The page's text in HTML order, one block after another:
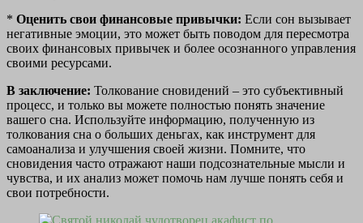
* Оценить свои финансовые привычки: Если сон вызывает
негативные эмоции, это может быть поводом для пересмотра
своих финансовых привычек и более осознанного управления
своими ресурсами.
В заключение: Толкование сновидений – это субъективный
процесс, и только вы можете полностью понять значение
вашего сна. Используйте информацию, полученную из
толкования сна о больших деньгах, как инструмент для
самоанализа и улучшения своей жизни. Помните, что
сновидения часто отражают наши подсознательные мысли и
чувства, и их анализ может помочь нам лучше понять себя и
свои потребности.